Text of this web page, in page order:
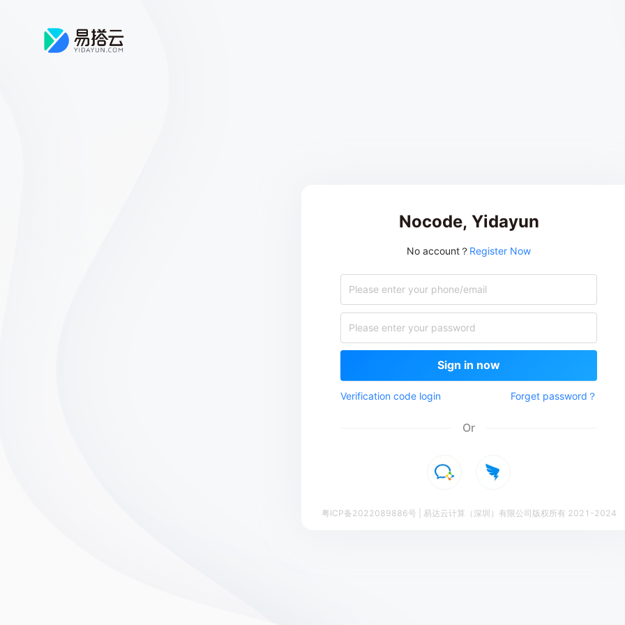
Nocode, Yidayun
No account？ Register Now
Sign in now
Verification code login Forget password ？
Or
粤ICP备2022089886号 | 易达云计算（深圳）有限公司版权所有 2021-2024